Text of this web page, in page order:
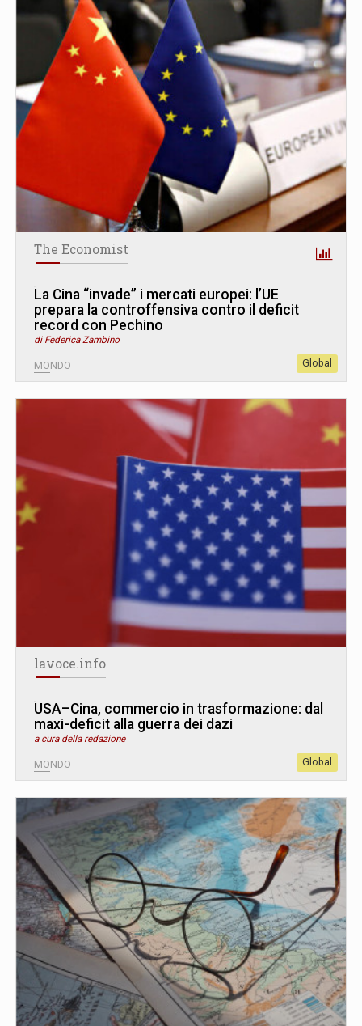
The Economist
La Cina “invade” i mercati europei: l’UE
prepara la controffensiva contro il deficit
record con Pechino
di Federica Zambino
MONDO Global
lavoce.info
USA–Cina, commercio in trasformazione: dal
maxi-deficit alla guerra dei dazi
a cura della redazione
MONDO Global